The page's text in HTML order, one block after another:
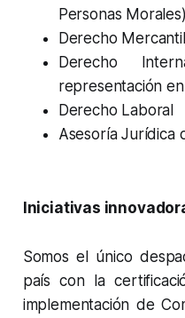
Personas Morales)
Derecho
Derecho
representación
Derecho Laboral
Asesoría Jurídica
Iniciativas
Somos el único
país con la
implementación de